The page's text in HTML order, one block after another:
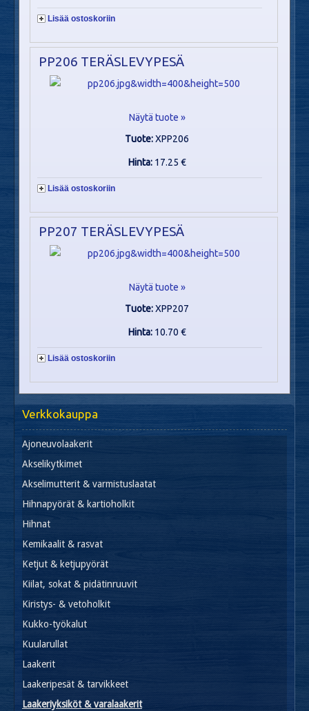
Lisää ostoskoriin
PP206 TERÄSLEVYPESÄ
Näytä tuote »
Tuote:XPP206
Hinta: 17.25 €
Lisää ostoskoriin
PP207 TERÄSLEVYPESÄ
Näytä tuote »
Tuote:XPP207
Hinta: 10.70 €
Lisää ostoskoriin
Verkkokauppa
Ajoneuvolaakerit
Akselikytkimet
Akselimutterit & varmistuslaatat
Hihnapyörät & kartioholkit
Hihnat
Kemikaalit & rasvat
Ketjut & ketjupyörät
Kiilat, sokat & pidätinruuvit
Kiristys- & vetoholkit
Kukko-työkalut
Kuularullat
Laakerit
Laakeripesät & tarvikkeet
Laakeriyksiköt & varalaakerit